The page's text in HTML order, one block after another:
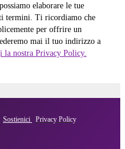
elaborare le tue
termini. Ti ricordiamo che
per offrire un
mai il tuo indirizzo a
la nostra Privacy Policy.
Sostienici Privacy Policy